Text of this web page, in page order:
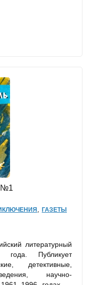
№1
ГАЗЕТЫ
литературный
Публикует
детективные,
научно-